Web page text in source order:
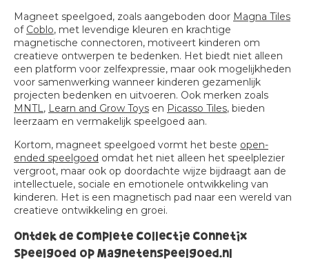
Magneet speelgoed, zoals aangeboden door Magna Tiles
of Coblo, met levendige kleuren en krachtige
magnetische connectoren, motiveert kinderen om
creatieve ontwerpen te bedenken. Het biedt niet alleen
een platform voor zelfexpressie, maar ook mogelijkheden
voor samenwerking wanneer kinderen gezamenlijk
projecten bedenken en uitvoeren. Ook merken zoals
MNTL , Learn and Grow Toys en Picasso Tiles, bieden
leerzaam en vermakelijk speelgoed aan.
Kortom, magneet speelgoed vormt het beste open-
ended speelgoed omdat het niet alleen het speelplezier
vergroot, maar ook op doordachte wijze bijdraagt aan de
intellectuele, sociale en emotionele ontwikkeling van
kinderen. Het is een magnetisch pad naar een wereld van
creatieve ontwikkeling en groei.
Ontdek de Complete Collectie Connetix
Speelgoed op Magnetenspeelgoed.nl